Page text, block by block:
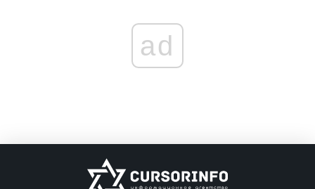
ad